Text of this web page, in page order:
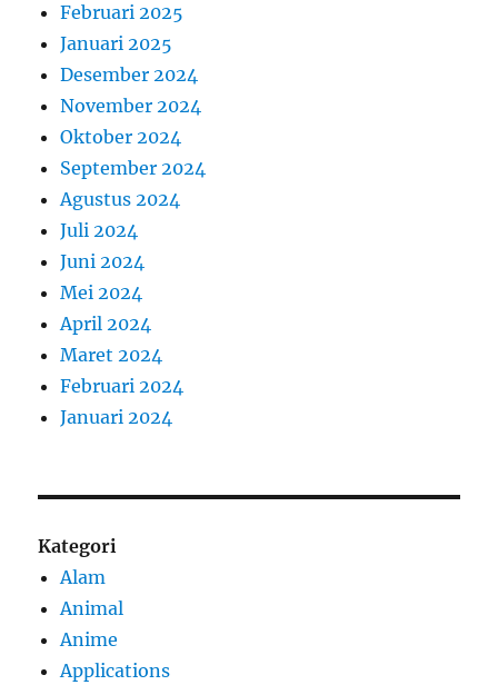
Februari 2025
Januari 2025
Desember 2024
November 2024
Oktober 2024
September 2024
Agustus 2024
Juli 2024
Juni 2024
Mei 2024
April 2024
Maret 2024
Februari 2024
Januari 2024
Kategori
Alam
Animal
Anime
Applications